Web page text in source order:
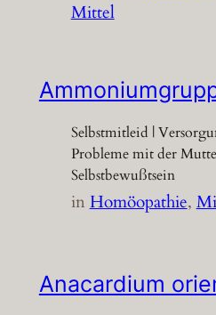
Mittel
Selbstmitleid |
Probleme mit der
Selbstbewußtsein
inHomöopathie,
Anacardium